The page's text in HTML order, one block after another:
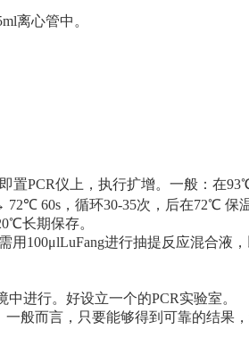
离心管中。
置PCR仪上，执行扩增。一般：在
60s，循环30-35次，后在72℃ 保温
长期保存。
用100μlLuFang进行抽提反应混合液
进行。好设立一个的PCR实验室。
般而言，只要能够得到可靠的结果